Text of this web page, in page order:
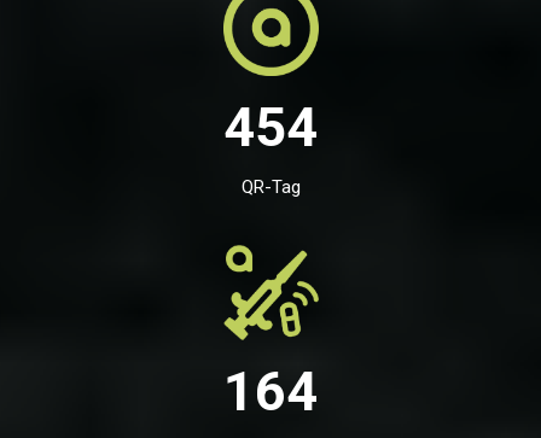
454
QR-Tag
164